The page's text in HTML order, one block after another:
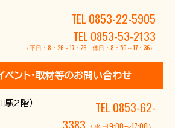
TEL 0853-22-5905
TEL 0853-53-2133
（平日：8：26～17：26 休日：8：50～17：36）
ベント･取材等のお問い合わせ
駅2階）
TEL 0853-62-